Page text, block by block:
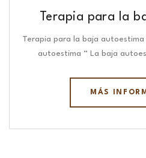
Terapia para la
Terapia para la baja
autoestima “ La baja
MÁS